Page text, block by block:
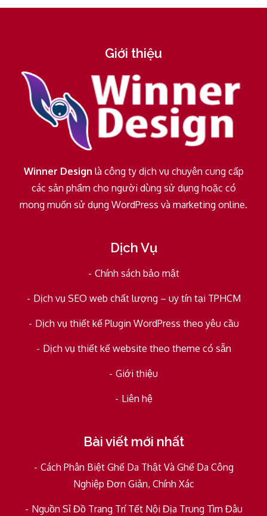
Giới thiệu
Winner Design là công ty dịch vụ chuyên cung cấp
các sản phẩm cho người dùng sử dụng hoặc có
mong muốn sử dụng WordPress và marketing online.
Dịch Vụ
Chính sách bảo mật
Dịch vụ SEO web chất lượng – uy tín tại TPHCM
Dịch vụ thiết kế Plugin WordPress theo yêu cầu
Dịch vụ thiết kế website theo theme có sẵn
Giới thiệu
Liên hệ
Bài viết mới nhất
Cách Phân Biệt Ghế Da Thật Và Ghế Da Công
Nghiệp Đơn Giản, Chính Xác
Nguồn Sỉ Đồ Trang Trí Tết Nội Địa Trung Tìm Đâu